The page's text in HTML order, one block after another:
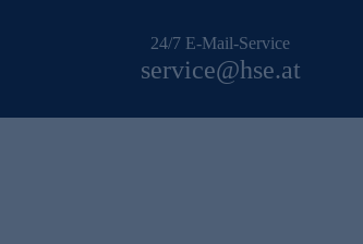
24/7 E-Mail-Service
service@hse.at